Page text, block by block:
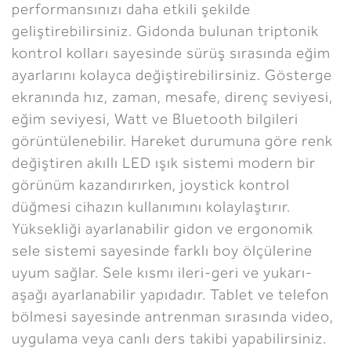
performansınızı daha etkili şekilde
geliştirebilirsiniz. Gidonda bulunan triptonik
kontrol kolları sayesinde sürüş sırasında eğim
ayarlarını kolayca değiştirebilirsiniz. Gösterge
ekranında hız, zaman, mesafe, direnç seviyesi,
eğim seviyesi, Watt ve Bluetooth bilgileri
görüntülenebilir. Hareket durumuna göre renk
değiştiren akıllı LED ışık sistemi modern bir
görünüm kazandırırken, joystick kontrol
düğmesi cihazın kullanımını kolaylaştırır.
Yüksekliği ayarlanabilir gidon ve ergonomik
sele sistemi sayesinde farklı boy ölçülerine
uyum sağlar. Sele kısmı ileri-geri ve yukarı-
aşağı ayarlanabilir yapıdadır. Tablet ve telefon
bölmesi sayesinde antrenman sırasında video,
uygulama veya canlı ders takibi yapabilirsiniz.